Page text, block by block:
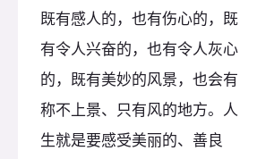
既有感人的，也有伤心的，既
有令人兴奋的，也有令人灰心
的，既有美妙的风景，也会有
称不上景、只有风的地方。人
生就是要感受美丽的、善良